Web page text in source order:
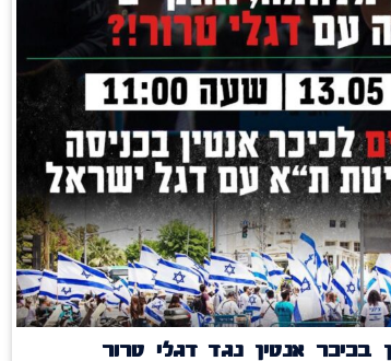
בכיכר אנטין נגד דגלי טרור